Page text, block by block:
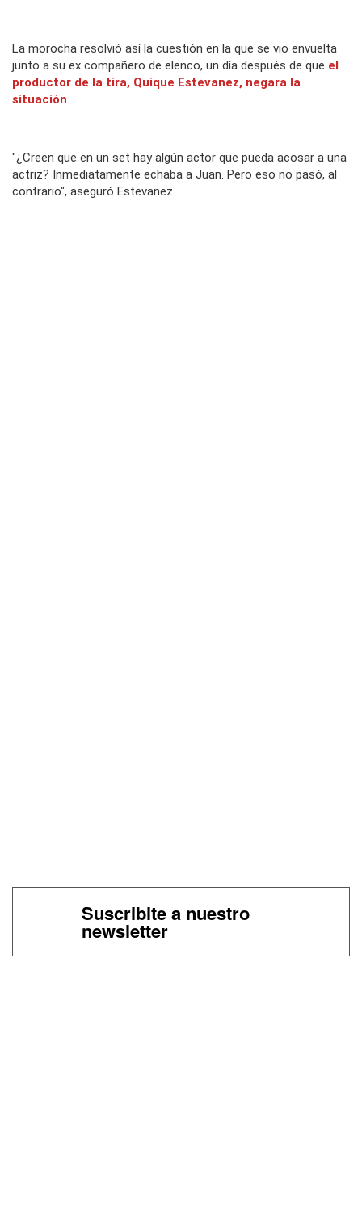
La morocha resolvió así la cuestión en la que se vio envuelta
junto a su ex compañero de elenco, un día después de que el
productor de la tira, Quique Estevanez, negara la
situación.
"¿Creen que en un set hay algún actor que pueda acosar a una
actriz? Inmediatamente echaba a Juan. Pero eso no pasó, al
contrario", aseguró Estevanez.
Suscribite a nuestro
newsletter